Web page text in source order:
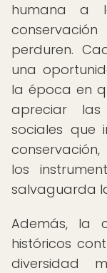
humana a
perduren.
una
la época en
apreciar las
sociales que
los
salvaguarda
Además, la
históricos
diversidad